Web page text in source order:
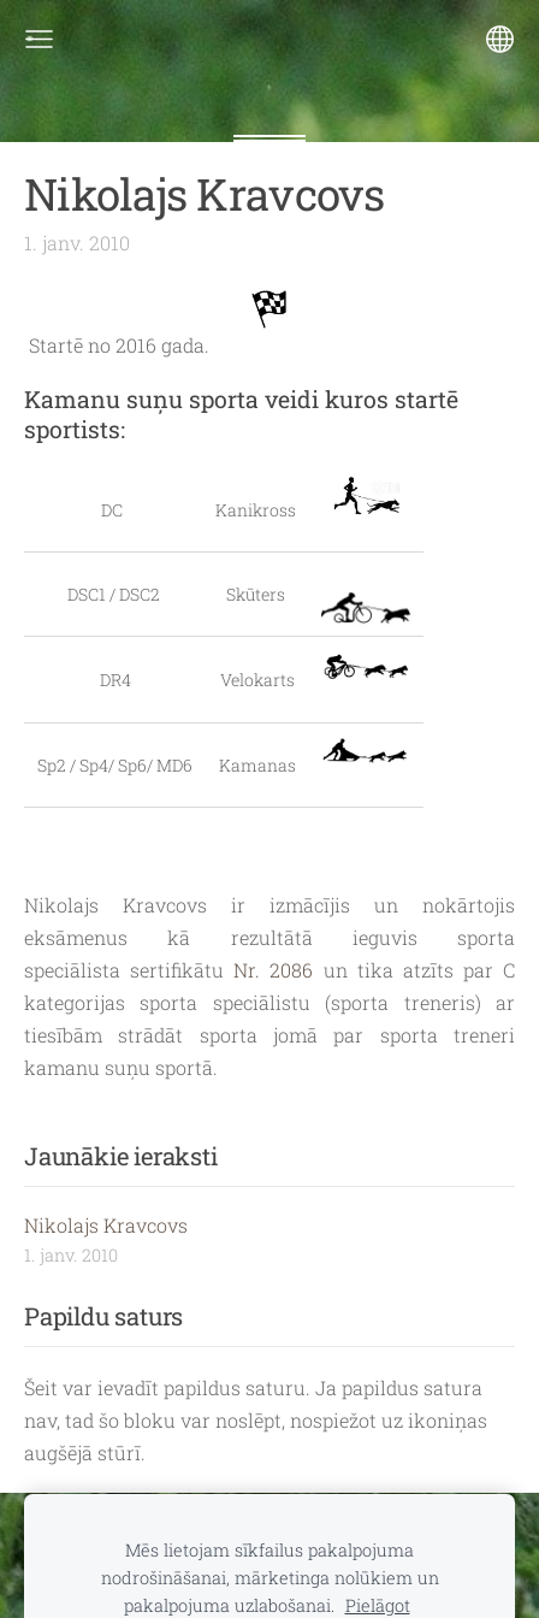
Jaunākie ieraksti
Nikolajs Kravcovs
1. janv. 2010
Papildu saturs
Šeit var ievadīt papildus saturu. Ja papildus satura
nav, tad šo bloku var noslēpt, nospiežot uz ikoniņas
augšējā stūrī.
Nikolajs Kravcovs
1. janv. 2010
Startē no 2016 gada.
Kamanu suņu sporta veidi kuros startē
sportists:
DC Kanikross
DSC1 / DSC2 Skūters
DR4 Velokarts
Sp2 / Sp4/ Sp6/ MD6 Kamanas
Nikolajs Kravcovs ir izmācījis un nokārtojis
eksāmenus kā rezultātā ieguvis sporta
speciālista sertifikātuNr. 2086 un tika atzīts par C
kategorijas sporta speciālistu (sporta treneris) ar
tiesībām strādāt sporta jomā par sporta treneri
kamanu suņu sportā.
Sīkdatnes
Vasaras/ Bez sniega sezona☀❆
Mēs lietojam sīkfailus pakalpojuma
nodrošināšanai, mārketinga nolūkiem un
pakalpojuma uzlabošanai. Pielāgot